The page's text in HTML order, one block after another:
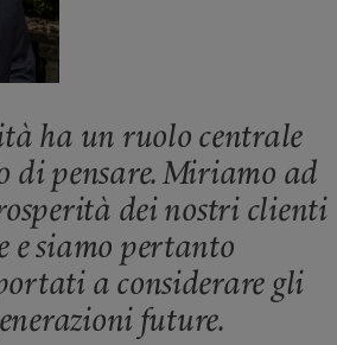
ha un ruolo centrale
di pensare. Miriamo ad
dei nostri clienti
e siamo pertanto
a considerare gli
future.